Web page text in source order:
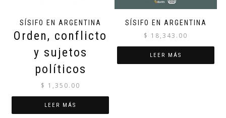
SÍSIFO EN ARGENTINA
Orden, conflicto
y sujetos
políticos
$ 1,350.00
LEER MÁS
SÍSIFO EN ARGENTINA
$ 18,343.00
LEER MÁS